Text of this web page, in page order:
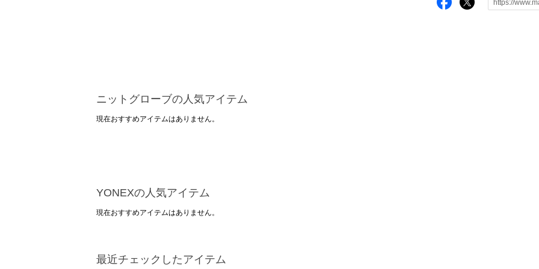
ニットグローブの人気アイテム
現在おすすめアイテムはありません。
YONEXの人気アイテム
現在おすすめアイテムはありません。
最近チェックしたアイテム